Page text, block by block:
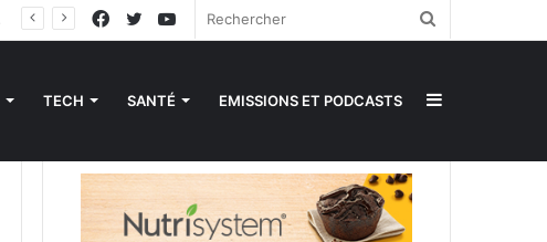
YouTube
Twitter
Facebook
TECH SANTÉ EMISSIONS ET PODCASTS